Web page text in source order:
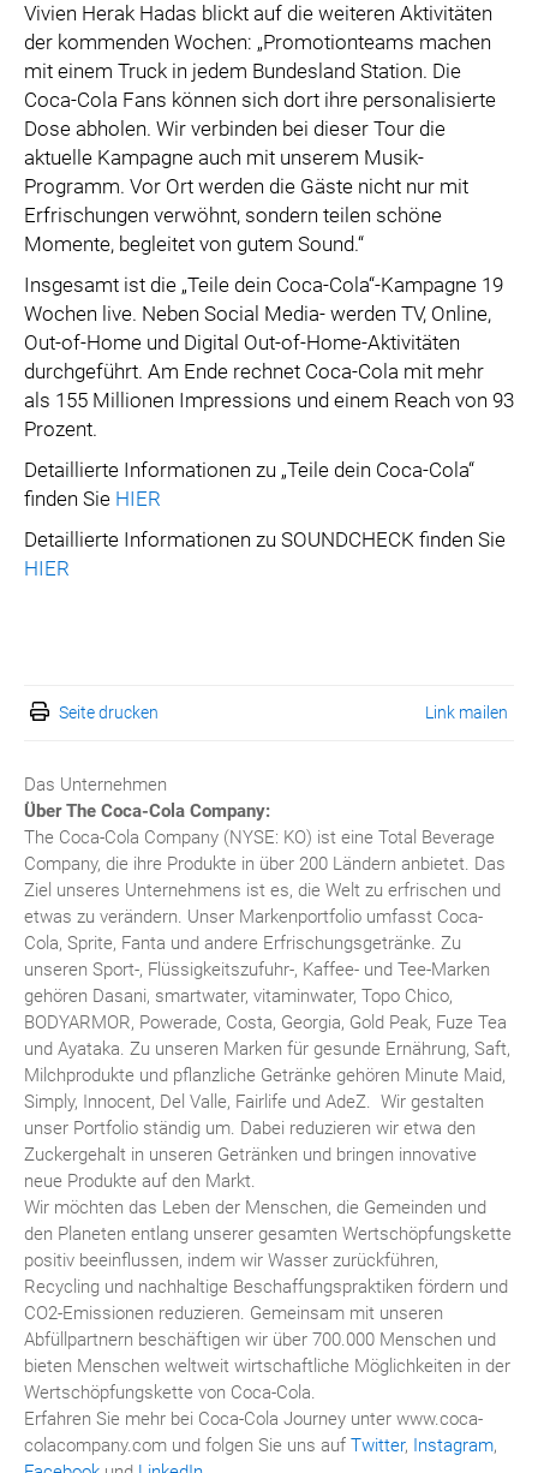
Vivien Herak Hadas blickt auf die weiteren Aktivitäten
der kommenden Wochen: „Promotionteams machen
mit einem Truck in jedem Bundesland Station. Die
Coca-Cola Fans können sich dort ihre personalisierte
Dose abholen. Wir verbinden bei dieser Tour die
aktuelle Kampagne auch mit unserem Musik-
Programm. Vor Ort werden die Gäste nicht nur mit
Erfrischungen verwöhnt, sondern teilen schöne
Momente, begleitet von gutem Sound.“
Insgesamt ist die „Teile dein Coca-Cola“-Kampagne 19
Wochen live. Neben Social Media- werden TV, Online,
Out-of-Home und Digital Out-of-Home-Aktivitäten
durchgeführt. Am Ende rechnet Coca-Cola mit mehr
als 155 Millionen Impressions und einem Reach von 93
Prozent.
Detaillierte Informationen zu „Teile dein Coca-Cola“
finden Sie HIER
Detaillierte Informationen zu SOUNDCHECK finden Sie
HIER
Seite drucken Link mailen
Das Unternehmen
Über The Coca-Cola Company:
The Coca-Cola Company (NYSE: KO) ist eine Total Beverage
Company, die ihre Produkte in über 200 Ländern anbietet. Das
Ziel unseres Unternehmens ist es, die Welt zu erfrischen und
etwas zu verändern. Unser Markenportfolio umfasst Coca-
Cola, Sprite, Fanta und andere Erfrischungsgetränke. Zu
unseren Sport-, Flüssigkeitszufuhr-, Kaffee- und Tee-Marken
gehören Dasani, smartwater, vitaminwater, Topo Chico,
BODYARMOR, Powerade, Costa, Georgia, Gold Peak, Fuze Tea
und Ayataka. Zu unseren Marken für gesunde Ernährung, Saft,
Milchprodukte und pflanzliche Getränke gehören Minute Maid,
Simply, Innocent, Del Valle, Fairlife und AdeZ. Wir gestalten
unser Portfolio ständig um. Dabei reduzieren wir etwa den
Zuckergehalt in unseren Getränken und bringen innovative
neue Produkte auf den Markt.
Wir möchten das Leben der Menschen, die Gemeinden und
den Planeten entlang unserer gesamten Wertschöpfungskette
positiv beeinflussen, indem wir Wasser zurückführen,
Recycling und nachhaltige Beschaffungspraktiken fördern und
CO2-Emissionen reduzieren. Gemeinsam mit unseren
Abfüllpartnern beschäftigen wir über 700.000 Menschen und
bieten Menschen weltweit wirtschaftliche Möglichkeiten in der
Wertschöpfungskette von Coca-Cola.
Erfahren Sie mehr bei Coca-Cola Journey unter www.coca-
colacompany.com und folgen Sie uns auf Twitter, Instagram,